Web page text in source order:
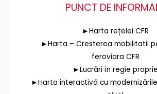
PUNCT DE
►Harta rețelei CFR
►Harta – Cresterea mobilitatii
feroviara CFR
►Lucrări în regie proprie
►Harta interactivă cu